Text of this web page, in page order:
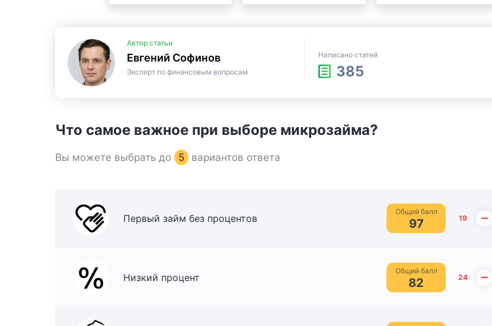
Автор статьи
Евгений Софинов
Эксперт по финансовым вопросам
Написано статей
385
Что самое важное при выборе микрозайма?
Вы можете выбрать до 5 вариантов ответа
Первый займ без процентов
Общий балл
97 19 –
Низкий процент
Общий балл
82 24 –